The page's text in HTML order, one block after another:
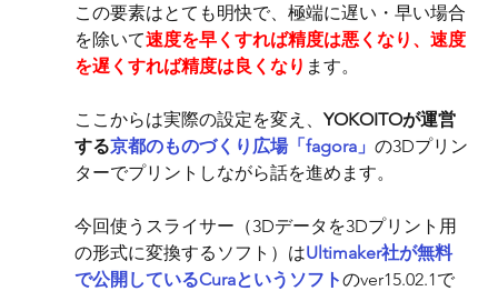
この要素はとても明快で、極端に遅い・早い場合
を除いて速度を早くすれば精度は悪くなり、速度
を遅くすれば精度は良くなり ます。
ここからは実際の設定を変え、YOKOITOが運営
する京都のものづくり広場「fagora」 の3Dプリン
ターでプリントしながら話を進めます。
今回使うスライサー（3Dデータを3Dプリント用
の形式に変換するソフト）はUltimaker社が無料
で公開しているCuraというソフトのver15.02.1で